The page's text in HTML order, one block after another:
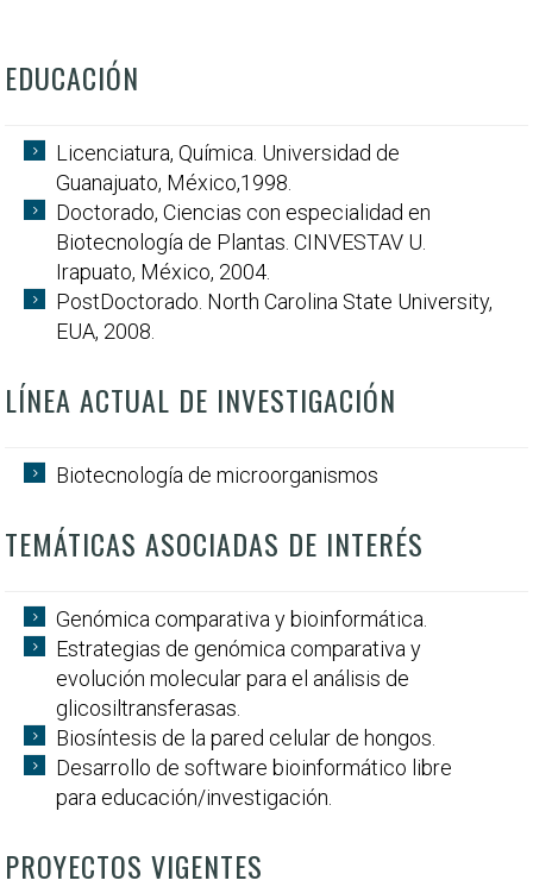
EDUCACIÓN
Licenciatura, Química. Universidad de
Guanajuato, México,1998.
Doctorado, Ciencias con especialidad en
Biotecnología de Plantas. CINVESTAV U.
Irapuato, México, 2004.
PostDoctorado. North Carolina State University,
EUA, 2008.
LÍNEA ACTUAL DE INVESTIGACIÓN
Biotecnología de microorganismos
TEMÁTICAS ASOCIADAS DE INTERÉS
Genómica comparativa y bioinformática.
Estrategias de genómica comparativa y
evolución molecular para el análisis de
glicosiltransferasas.
Biosíntesis de la pared celular de hongos.
Desarrollo de software bioinformático libre
para educación/investigación.
PROYECTOS VIGENTES